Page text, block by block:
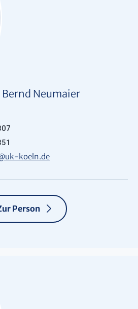
Neumaier
uk-koeln.de
Person